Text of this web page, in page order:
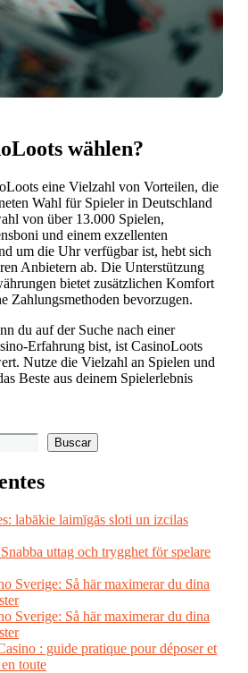
wählen?
eine Vielzahl von Vorteilen, die
Wahl für Spieler in Deutschland
von über 13.000 Spielen,
und einem exzellenten
um die Uhr verfügbar ist, hebt sich
Anbietern ab. Die Unterstützung
bietet zusätzlichen Komfort
Zahlungsmethoden bevorzugen.
du auf der Suche nach einer
Erfahrung bist, ist CasinoLoots
Nutze die Vielzahl an Spielen und
Beste aus deinem Spielerlebnis
Buscar
labākie laimīgās sloti un izcilas
uttag och trygghet för spelare
Sverige: Så här maximerar du dina
Sverige: Så här maximerar du dina
: guide pratique pour déposer et
toute